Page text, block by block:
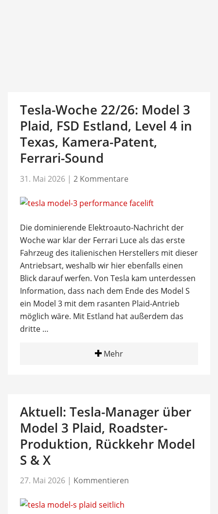
Tesla-Woche 22/26: Model 3
Plaid, FSD Estland, Level 4 in
Texas, Kamera-Patent,
Ferrari-Sound
31. Mai 2026 | 2 Kommentare
Die dominierende Elektroauto-Nachricht der
Woche war klar der Ferrari Luce als das erste
Fahrzeug des italienischen Herstellers mit dieser
Antriebsart, weshalb wir hier ebenfalls einen
Blick darauf werfen. Von Tesla kam unterdessen
Information, dass nach dem Ende des Model S
ein Model 3 mit dem rasanten Plaid-Antrieb
möglich wäre. Mit Estland hat außerdem das
dritte …
Mehr
Aktuell: Tesla-Manager über
Model 3 Plaid, Roadster-
Produktion, Rückkehr Model
S & X
27. Mai 2026 | Kommentieren